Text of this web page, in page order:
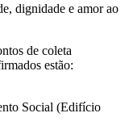
dignidade e amor ao
de coleta
estão:
Social (Edifício